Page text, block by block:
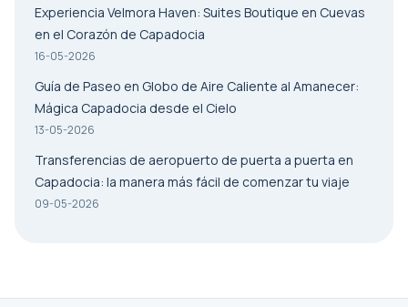
Experiencia Velmora Haven: Suites Boutique en Cuevas
en el Corazón de Capadocia
16-05-2026
Guía de Paseo en Globo de Aire Caliente al Amanecer:
Mágica Capadocia desde el Cielo
13-05-2026
Transferencias de aeropuerto de puerta a puerta en
Capadocia: la manera más fácil de comenzar tu viaje
09-05-2026